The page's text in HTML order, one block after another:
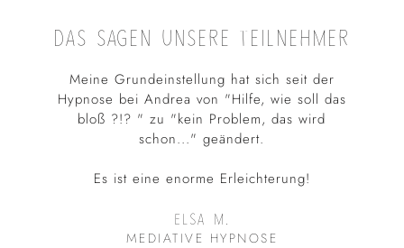
DAS SAGEN UNSERE TEILNEHMER
Meine Grundeinstellung hat sich seit der
Hypnose bei Andrea von "Hilfe, wie soll das
bloß ?!? " zu "kein Problem, das wird
schon..." geändert.
Es ist eine enorme Erleichterung!
ELSA M.
MEDIATIVE HYPNOSE